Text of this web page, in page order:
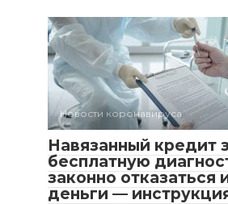
Новости коронавируса
Навязанный кредит
бесплатную
законно отказаться
деньги —